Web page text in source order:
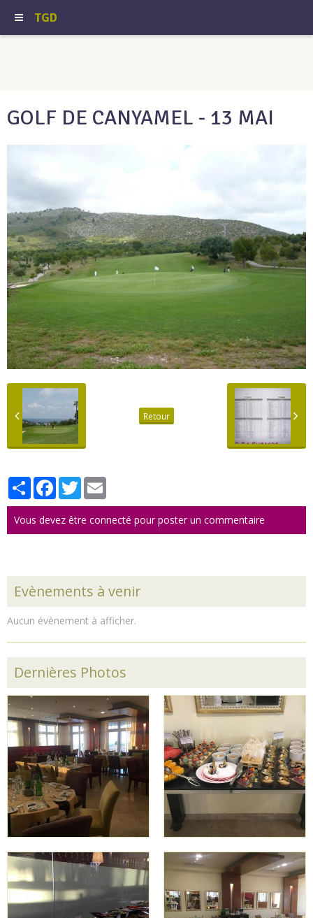
TGD
GOLF DE CANYAMEL - 13 MAI
Retour
PartagerFacebook
Twitter
Vous devez être connecté pour poster un commentaire
Evènements à venir
Aucun évènement à afficher.
Dernières Photos